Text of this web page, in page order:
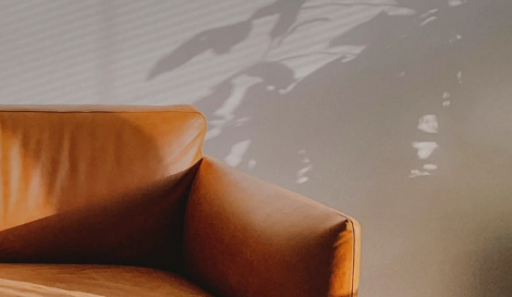
Bel: +31 (0)6 4486 1201